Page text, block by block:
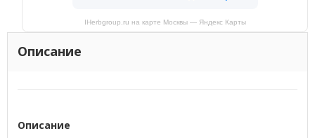
IHerbgroup.ru на карте Москвы — Яндекс Карты
Описание
Описание